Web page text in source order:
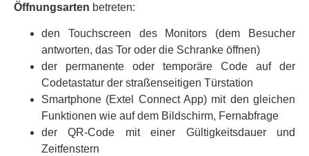
Öffnungsarten betreten:
den Touchscreen des Monitors (dem Besucher
antworten, das Tor oder die Schranke öffnen)
der permanente oder temporäre Code auf der
Codetastatur der straßenseitigen Türstation
Smartphone (Extel Connect App) mit den gleichen
Funktionen wie auf dem Bildschirm, Fernabfrage
der QR-Code mit einer Gültigkeitsdauer und
Zeitfenstern